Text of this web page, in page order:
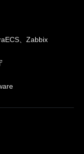
、Zabbix